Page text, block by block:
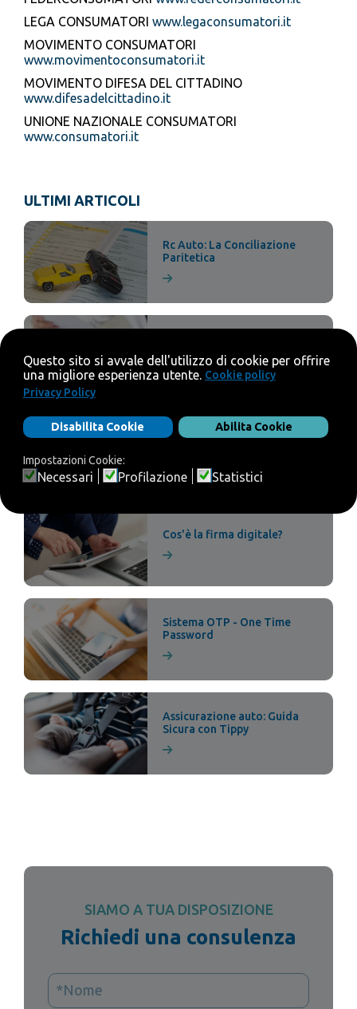
LEGA CONSUMATORI www.legaconsumatori.it
MOVIMENTO CONSUMATORI
www.movimentoconsumatori.it
MOVIMENTO DIFESA DEL CITTADINO
www.difesadelcittadino.it
UNIONE NAZIONALE CONSUMATORI
www.consumatori.it
ULTIMI ARTICOLI
Rc Auto: La Conciliazione
Paritetica
integrativa conveniente
Rc Auto : Contrassegno
Cos'è la firma digitale?
Sistema OTP - One Time
Password
Assicurazione auto: Guida
Sicura con Tippy
SIAMO A TUA DISPOSIZIONE
Richiedi una consulenza